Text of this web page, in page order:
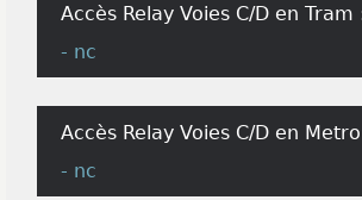
Accès Relay Voies C/D en Tram
- nc
Accès Relay Voies C/D en Metro
- nc